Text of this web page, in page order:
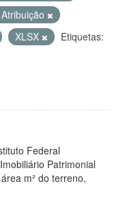
XLSX
Etiquetas:
Federal
Patrimonial
m² do terreno,